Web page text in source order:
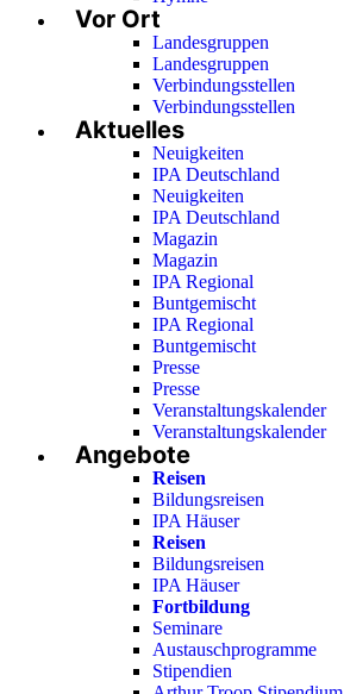
Vor Ort
Landesgruppen
Landesgruppen
Verbindungsstellen
Verbindungsstellen
Aktuelles
Neuigkeiten
IPA Deutschland
Neuigkeiten
IPA Deutschland
Magazin
Magazin
IPA Regional
Buntgemischt
IPA Regional
Buntgemischt
Presse
Presse
Veranstaltungskalender
Veranstaltungskalender
Angebote
Reisen
Bildungsreisen
IPA Häuser
Reisen
Bildungsreisen
IPA Häuser
Fortbildung
Seminare
Austauschprogramme
Stipendien